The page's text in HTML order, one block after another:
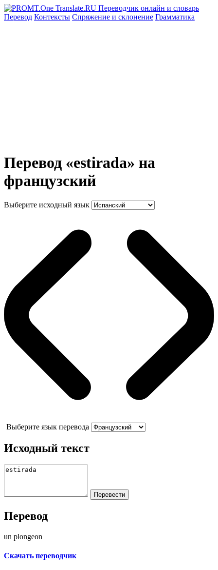
Перевод Контексты Спряжение и склонение Грамматика
Перевод «estirada» на
французский
Выберите исходный язык
Выберите язык перевода
Исходный текст
Перевод
un plongeon
Скачать переводчик